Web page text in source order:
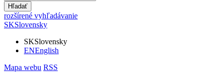
Hľadať
rozšírené vyhľadávanie
SKSlovensky
SKSlovensky
ENEnglish
Mapa webu RSS